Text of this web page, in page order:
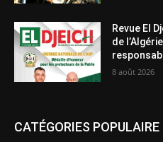
Revue El
de
8 août 2026
CATÉGORIES POPULAIRE